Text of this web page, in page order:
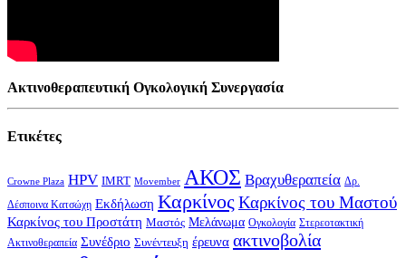
Ακτινοθεραπευτική Ογκολογική Συνεργασία
Ετικέτες
Crowne Plaza HPV IMRT Movember ΑΚΟΣ Βραχυθεραπεία Δρ.
Δέσποινα Κατσώχη Εκδήλωση Καρκίνος Καρκίνος του Μαστού
Καρκίνος του Προστάτη Μαστός Μελάνωμα Ογκολογία Στερεοτακτική
Ακτινοθεραπεία Συνέδριο Συνέντευξη έρευνα ακτινοβολία